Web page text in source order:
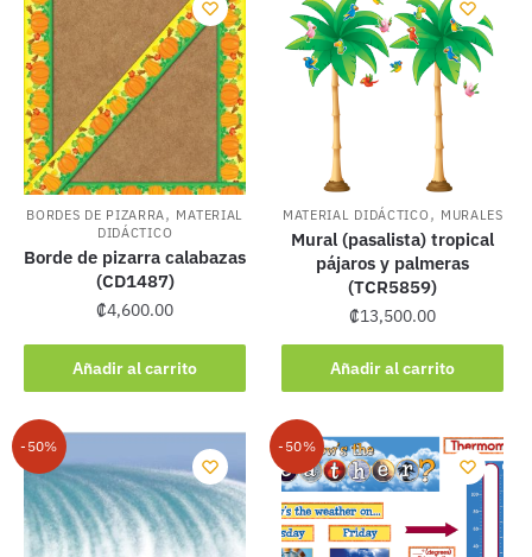
BORDES DE PIZARRA, MATERIAL
DIDÁCTICO
Borde de pizarra calabazas
(CD1487)
₡4,600.00
Añadir al carrito
MATERIAL DIDÁCTICO , MURALES
Mural (pasalista) tropical
pájaros y palmeras
(TCR5859)
₡13,500.00
Añadir al carrito
-50% -50%